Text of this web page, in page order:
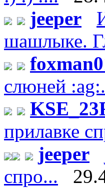
jeeper
шашлыке.
слюней
прилавке
jeeper
спро...